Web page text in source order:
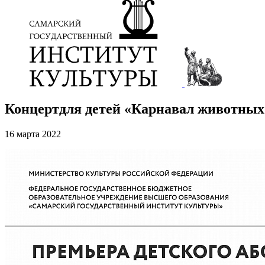
Концертдля детей «Карнавал
16 марта 2022